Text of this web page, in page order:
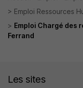
Emploi Ressources
Emploi Chargé des
Ferrand
Les sites